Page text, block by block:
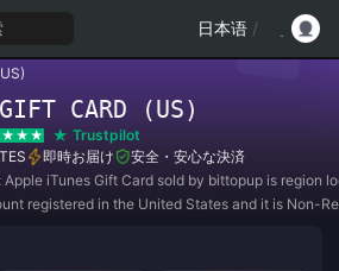
日本语 /
CARD (US)
Trustpilot
即時お届け
安全・安心な決済
Apple iTunes Gift Card sold by bittopup is region
registered in the United States and it is Non-